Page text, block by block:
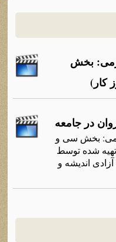
بخش
کار)
در جامعه
بخش سی و
شده توسط
آزادی اندیشه و